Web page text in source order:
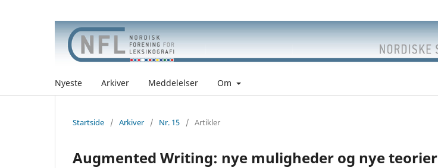
Nyeste Arkiver Meddelelser Om
Startside / Arkiver / Nr. 15 / Artikler
Augmented Writing: nye muligheder og nye teorier